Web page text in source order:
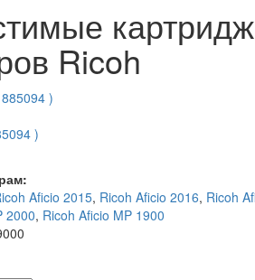
Ricoh
)
Aficio 2015, Ricoh Aficio 2016, Ricoh
2000, Ricoh Aficio MP 1900